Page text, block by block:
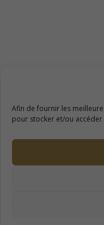
Afin de fournir les
pour stocker et/ou